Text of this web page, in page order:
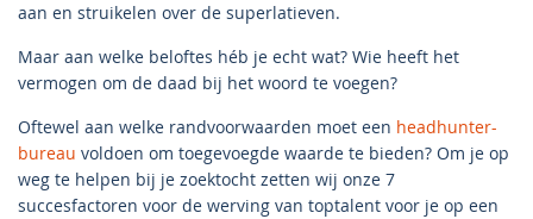
aan en struikelen over de superlatieven.
Maar aan welke beloftes héb je echt wat? Wie heeft het
vermogen om de daad bij het woord te voegen?
Oftewel aan welke randvoorwaarden moet een headhunter-
bureau voldoen om toegevoegde waarde te bieden? Om je op
weg te helpen bij je zoektocht zetten wij onze 7
succesfactoren voor de werving van toptalent voor je op een